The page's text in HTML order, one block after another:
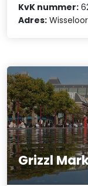
KvK nummer:
Adres:
Grizzl